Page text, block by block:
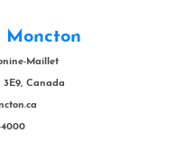
Moncton
Maillet
3E9, Canada
4000